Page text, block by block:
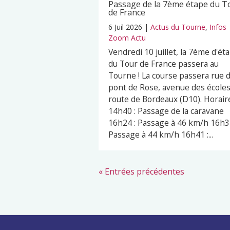
Passage de la 7ème étape du
de France
6 Juil 2026 | Actus du Tourne, Infos
Zoom Actu
Vendredi 10 juillet, la 7ème
du Tour de France passera au
Tourne ! La course passera rue
pont de Rose, avenue des
route de Bordeaux (D10).
14h40 : Passage de la caravane
16h24 : Passage à 46 km/h
Passage à 44 km/h 16h41 :...
« Entrées précédentes